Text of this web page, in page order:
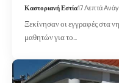
Καστοριανή Εστία17 Λεπτά
Ξεκίνησαν οι εγγραφές στα
μαθητών για το…